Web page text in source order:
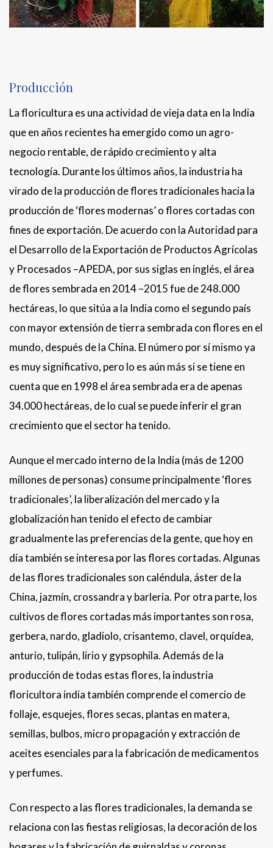
Producción
La floricultura es una actividad de vieja data en la India
que en años recientes ha emergido como un agro-
negocio rentable, de rápido crecimiento y alta
tecnología. Durante los últimos años, la industria ha
virado de la producción de flores tradicionales hacia la
producción de ‘flores modernas’ o flores cortadas con
fines de exportación. De acuerdo con la Autoridad para
el Desarrollo de la Exportación de Productos Agrícolas
y Procesados –APEDA, por sus siglas en inglés, el área
de flores sembrada en 2014 –2015 fue de 248.000
hectáreas, lo que sitúa a la India como el segundo país
con mayor extensión de tierra sembrada con flores en el
mundo, después de la China. El número por sí mismo ya
es muy significativo, pero lo es aún más si se tiene en
cuenta que en 1998 el área sembrada era de apenas
34.000 hectáreas, de lo cual se puede inferir el gran
crecimiento que el sector ha tenido.
Aunque el mercado interno de la India (más de 1200
millones de personas) consume principalmente ‘flores
tradicionales’, la liberalización del mercado y la
globalización han tenido el efecto de cambiar
gradualmente las preferencias de la gente, que hoy en
día también se interesa por las flores cortadas. Algunas
de las flores tradicionales son caléndula, áster de la
China, jazmín, crossandra y barleria. Por otra parte, los
cultivos de flores cortadas más importantes son rosa,
gerbera, nardo, gladiolo, crisantemo, clavel, orquídea,
anturio, tulipán, lirio y gypsophila. Además de la
producción de todas estas flores, la industria
floricultora india también comprende el comercio de
follaje, esquejes, flores secas, plantas en matera,
semillas, bulbos, micro propagación y extracción de
aceites esenciales para la fabricación de medicamentos
y perfumes.
Con respecto a las flores tradicionales, la demanda se
relaciona con las fiestas religiosas, la decoración de los